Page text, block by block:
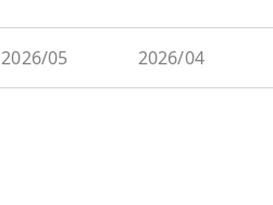
2026/05 2026/04